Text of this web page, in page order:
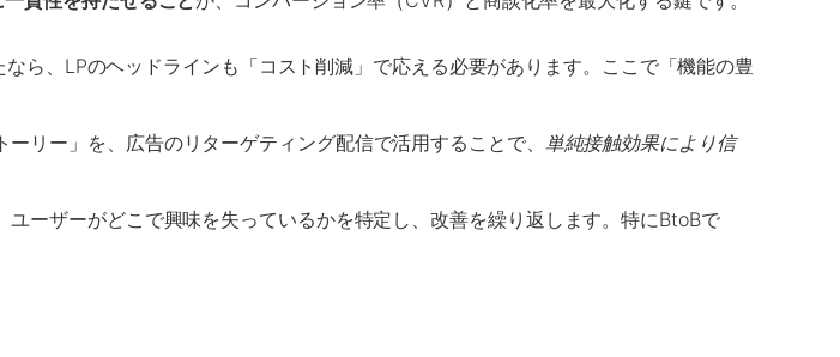
なら、LPのヘッドラインも「コスト削減」で応える必要があります。ここで「機能の豊
リー」を、広告のリターゲティング配信で活用することで、 単純接触効果により信
ユーザーがどこで興味を失っているかを特定し、改善を繰り返します。特にBtoBで